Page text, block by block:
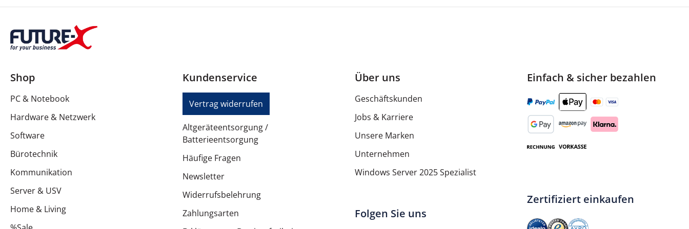
Kennzeichnung
FCC, CAN ICES-3(B)/NMB3(B), RoHS, KCC, RCM, UL, TUV, VCCI, BSMI, Morocco
Abmessungen und Gewicht
Breite
80 mm
Gewicht
8,6 g
Service und Support
Typ
5 Jahre Garantie
Details zu Service & Support
Service und Support
Umgebungsbedingungen
Shop
PC & Notebook
Hardware & Netzwerk
Software
Bürotechnik
Kommunikation
Server & USV
Home & Living
Kundenservice
Vertrag widerrufen
Altgeräteentsorgung /
Batterieentsorgung
Häufige Fragen
Newsletter
Widerrufsbelehrung
Zahlungsarten
Über uns
Geschäftskunden
Jobs & Karriere
Unsere Marken
Unternehmen
Windows Server 2025 Spezialist
Folgen Sie uns
Einfach & sicher bezahlen
Zertifiziert einkaufen